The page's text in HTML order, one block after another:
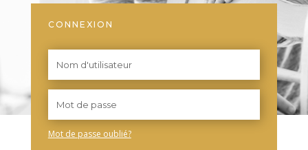
CONNEXION
Mot de passe oublié?